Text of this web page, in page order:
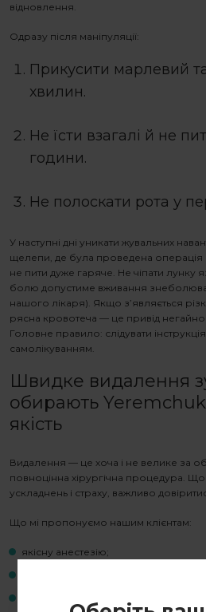
відновлення.
Одразу після маніпуляції:
Прикусити марлевий
хвилин.
Не їсти взагалі й не
години.
Не полоскати рота у
У наступні дні уникати жувальних
щелепи, де була проведена операція
не пити дуже гаряче. Не чіпати лунку
болю допустиме вживання
нашого лікаря). Якщо з’являється
рясна кровотеча — це привід негайно
Головне правило: слідувати
самолікуванням.
Швидке видалення
обирають
якість
Видалення — це хоча і не велике за
повноцінна хірургічна процедура.
ускладнень і страху, важливо
Що мі пропонуємо нашим клієнтам:
якісну анестезію;